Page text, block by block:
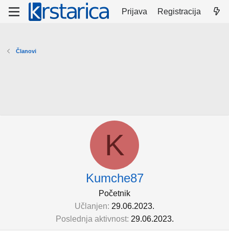
Prijava Registracija
Članovi
K
Kumche87
Početnik
Učlanjen 29.06.2023.
Poslednja aktivnost 29.06.2023.